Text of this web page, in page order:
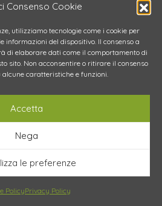
Consenso Cookie
utilizziamo tecnologie come i cookie per
informazioni del dispositivo. Il consenso a
di elaborare dati come il comportamento di
sito. Non acconsentire o ritirare il consenso
caratteristiche e funzioni.
Accetta
Nega
le preferenze
PolicyPrivacy Policy